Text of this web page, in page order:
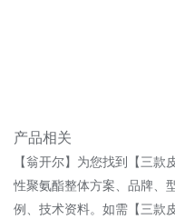
产品相关
【翁开尔】为您找到【三
性聚氨酯整体方案、品牌、
例、技术资料。如需【三款